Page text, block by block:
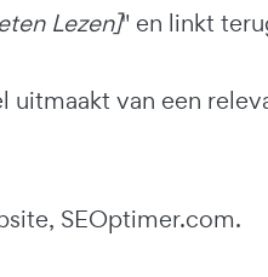
Lezen]" en linkt
uitmaakt van een
SEOptimer.com.